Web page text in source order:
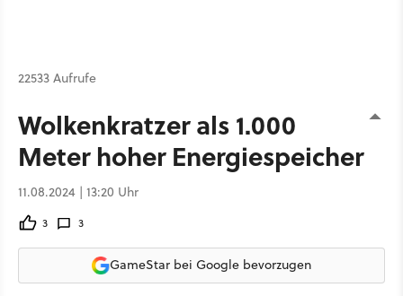
22533 Aufrufe
Wolkenkratzer als 1.000
Meter hoher Energiespeicher
11.08.2024 | 13:20 Uhr
3 3
GameStar bei Google bevorzugen